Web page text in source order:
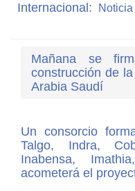
Internacional:
Mañana se
construcción de
Arabia Saudí
Un consorcio
Talgo, Indra,
Inabensa,
acometerá el